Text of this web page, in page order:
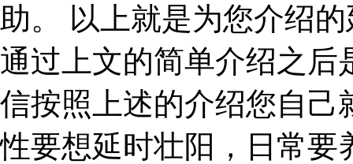
助。 以上就是为您介绍
通过上文的简单介绍之后
信按照上述的介绍您自己
性要想延时壮阳，日常要